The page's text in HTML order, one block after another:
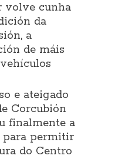
volve cunha
da
a
de máis
e ateigado
Corcubión
finalmente a
para permitir
do Centro